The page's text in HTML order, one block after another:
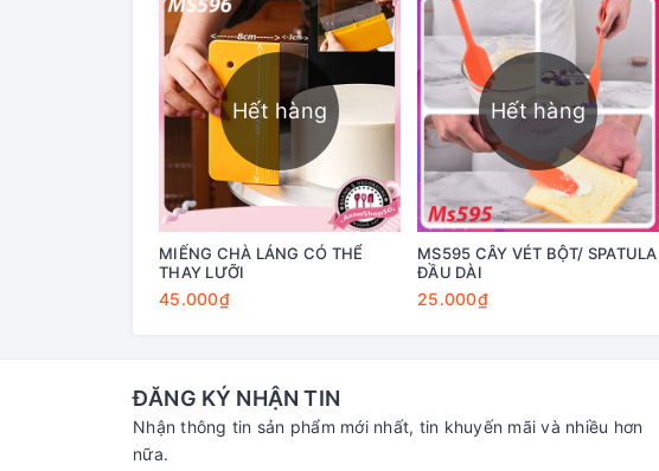
Hết hàng
MIẾNG CHÀ LÁNG CÓ THỂ
THAY LƯỠI
45.000₫
Hết hàng
MS595 CÂY VÉT BỘT/ SPATULA
ĐẦU DÀI
25.000₫
ĐĂNG KÝ NHẬN TIN
Nhận thông tin sản phẩm mới nhất, tin khuyến mãi và nhiều hơn
nữa.